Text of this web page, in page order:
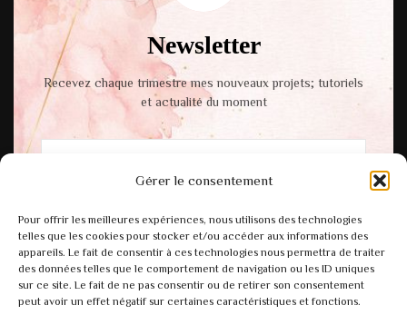
Gérer le consentement
Pour offrir les meilleures expériences, nous utilisons des technologies
telles que les cookies pour stocker et/ou accéder aux informations des
appareils. Le fait de consentir à ces technologies nous permettra de traiter
des données telles que le comportement de navigation ou les ID uniques
sur ce site. Le fait de ne pas consentir ou de retirer son consentement
peut avoir un effet négatif sur certaines caractéristiques et fonctions.
Newsletter
Recevez chaque trimestre mes nouveaux projets; tutoriels
et actualité du moment
politique de confidentialité.